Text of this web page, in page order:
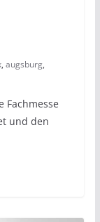
, augsburg,
und den